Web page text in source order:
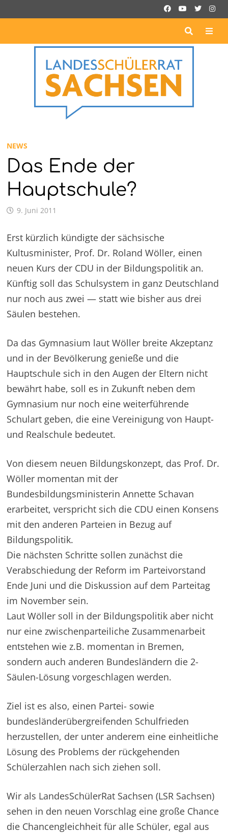
zum
NEWS
Das Ende der
Hauptschule?
9. Juni 2011
Erst kürzlich kündigte der sächsische
Kultusminister, Prof. Dr. Roland Wöller, einen
neuen Kurs der CDU in der Bildungspolitik an.
Künftig soll das Schulsystem in ganz Deutschland
nur noch aus zwei — statt wie bisher aus drei
Säulen bestehen.
Da das Gymnasium laut Wöller breite Akzeptanz
und in der Bevölkerung genieße und die
Hauptschule sich in den Augen der Eltern nicht
bewährt habe, soll es in Zukunft neben dem
Gymnasium nur noch eine weiterführende
Schulart geben, die eine Vereinigung von Haupt-
und Realschule bedeutet.
Von diesem neuen Bildungskonzept, das Prof. Dr.
Wöller momentan mit der
Bundesbildungsministerin Annette Schavan
erarbeitet, verspricht sich die CDU einen Konsens
mit den anderen Parteien in Bezug auf
Bildungspolitik.
Die nächsten Schritte sollen zunächst die
Verabschiedung der Reform im Parteivorstand
Ende Juni und die Diskussion auf dem Parteitag
im November sein.
Laut Wöller soll in der Bildungspolitik aber nicht
nur eine zwischenparteiliche Zusammenarbeit
entstehen wie z.B. momentan in Bremen,
sondern auch anderen Bundesländern die 2-
Säulen-Lösung vorgeschlagen werden.
Ziel ist es also, einen Partei- sowie
bundesländerübergreifenden Schulfrieden
herzustellen, der unter anderem eine einheitliche
Lösung des Problems der rückgehenden
Schülerzahlen nach sich ziehen soll.
Wir als LandesSchülerRat Sachsen (LSR Sachsen)
sehen in den neuen Vorschlag eine große Chance
die Chancengleichheit für alle Schüler, egal aus